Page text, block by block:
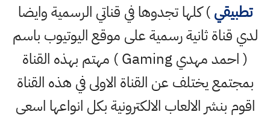
تطبيقي) كلها تجدوها في قناتي الرسمية وايضا
لدي قناة ثانية رسمية على موقع اليوتيوب باسم
( احمد مهدي Gaming ) مهتم بهذه القناة
بمجتمع يختلف عن القناة الاولى في هذه القناة
اقوم بنشر الالعاب الالكترونية بكل انواعها اسعى